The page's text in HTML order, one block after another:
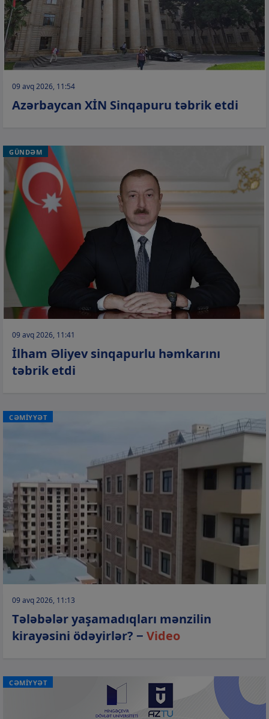
09 avq 2026, 11:54
Azərbaycan XİN Sinqapuru təbrik etdi
GÜNDƏM
09 avq 2026, 11:41
İlham Əliyev sinqapurlu həmkarını
təbrik etdi
CƏMİYYƏT
09 avq 2026, 11:13
Tələbələr yaşamadıqları mənzilin
kirayəsini ödəyirlər? − Video
CƏMİYYƏT